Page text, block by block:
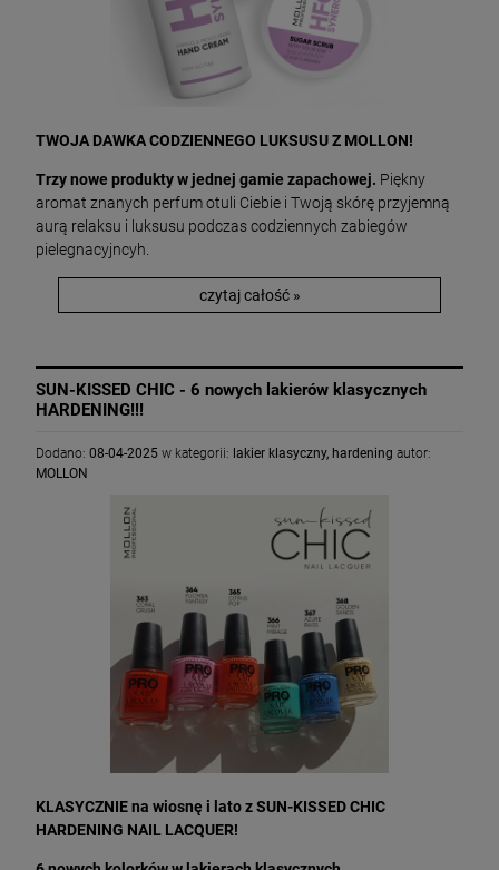
TWOJA DAWKA CODZIENNEGO LUKSUSU Z MOLLON!
Trzy nowe produkty w jednej gamie zapachowej. Piękny
aromat znanych perfum otuli Ciebie i Twoją skórę przyjemną
aurą relaksu i luksusu podczas codziennych zabiegów
pielegnacyjncyh.
czytaj całość »
SUN-KISSED CHIC - 6 nowych lakierów klasycznych
HARDENING!!!
Dodano: 08-04-2025 w kategorii: lakier klasyczny, hardening autor:
MOLLON
KLASYCZNIE na wiosnę i lato z SUN-KISSED CHIC
HARDENING NAIL LACQUER!